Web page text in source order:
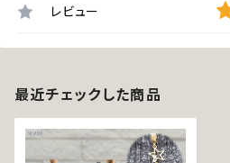
レビュー
最近チェックした商品